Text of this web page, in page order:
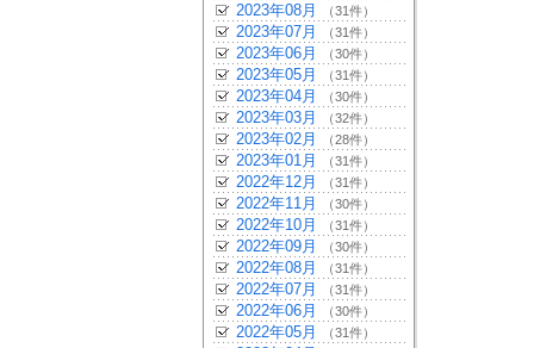
2023年08月 （31件）
2023年07月 （31件）
2023年06月 （30件）
2023年05月 （31件）
2023年04月 （30件）
2023年03月 （32件）
2023年02月 （28件）
2023年01月 （31件）
2022年12月 （31件）
2022年11月 （30件）
2022年10月 （31件）
2022年09月 （30件）
2022年08月 （31件）
2022年07月 （31件）
2022年06月 （30件）
2022年05月 （31件）